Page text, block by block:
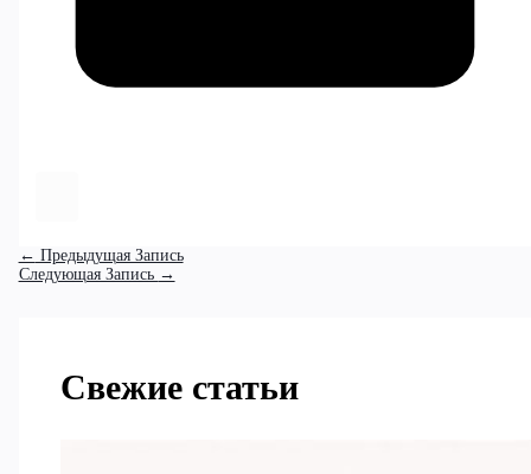
← Предыдущая Запись
Следующая Запись →
Свежие статьи